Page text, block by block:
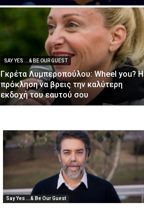
SAY YES ...& BE OUR GUEST
Γκρέτα Λυμπεροπούλου: Wheel you? Η
πρόκληση να βρεις την καλύτερη
εκδοχή του εαυτού σου
Say Yes ...& Be Our Guest